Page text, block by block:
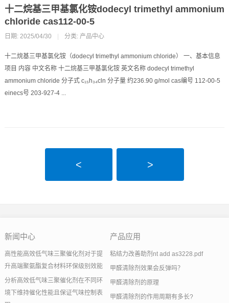
十二烷基三甲基氯化铵dodecyl trimethyl ammonium
chloride cas112-00-5
日期: 2025/04/30 分类: 产品中心
十二烷基三甲基氯化铵（dodecyl trimethyl ammonium chloride） 一、基本信息
项目 内容 中文名称 十二烷基三甲基氯化铵 英文名称 dodecyl trimethyl
ammonium chloride 分子式 c₁₅h₃₄cln 分子量 约236.90 g/mol cas编号 112-00-5
einecs号 203-927-4 ...
< >
新闻中心
高性能高效低气味三聚催化剂对于提
升高端聚氨酯复合材料环保级别效能
分析高效低气味三聚催化剂在不同环
境下维持催化性能且保证气味控制表
产品应用
粘结力改善助剂nt add as3228.pdf
甲醛清除剂效果会反弹吗？
甲醛清除剂的原理
甲醛清除剂的作用周期有多长?